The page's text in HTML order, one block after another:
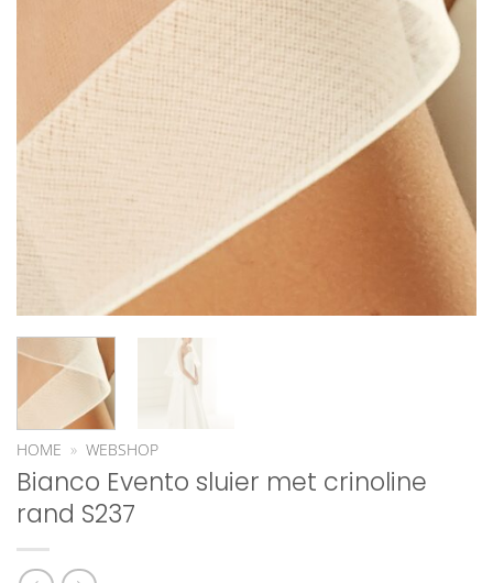
HOME » WEBSHOP
Bianco Evento sluier met crinoline
rand S237